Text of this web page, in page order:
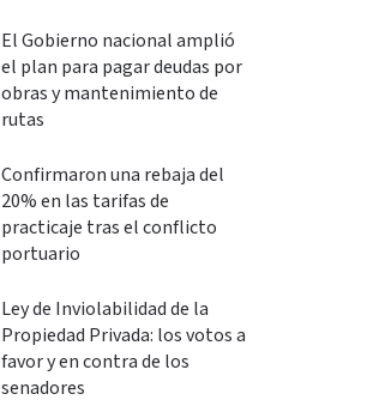
El Gobierno nacional amplió
el plan para pagar deudas por
obras y mantenimiento de
rutas
Confirmaron una rebaja del
20% en las tarifas de
practicaje tras el conflicto
portuario
Ley de Inviolabilidad de la
Propiedad Privada: los votos a
favor y en contra de los
senadores